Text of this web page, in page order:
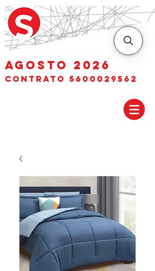
AGOSTO 2026
Contrato 5600029562